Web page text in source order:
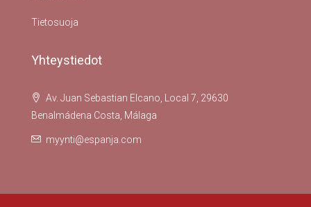
Tietosuoja
Yhteystiedot
Av. Juan Sebastian Elcano, Local 7, 29630
Benalmádena Costa, Málaga
myynti@espanja.com